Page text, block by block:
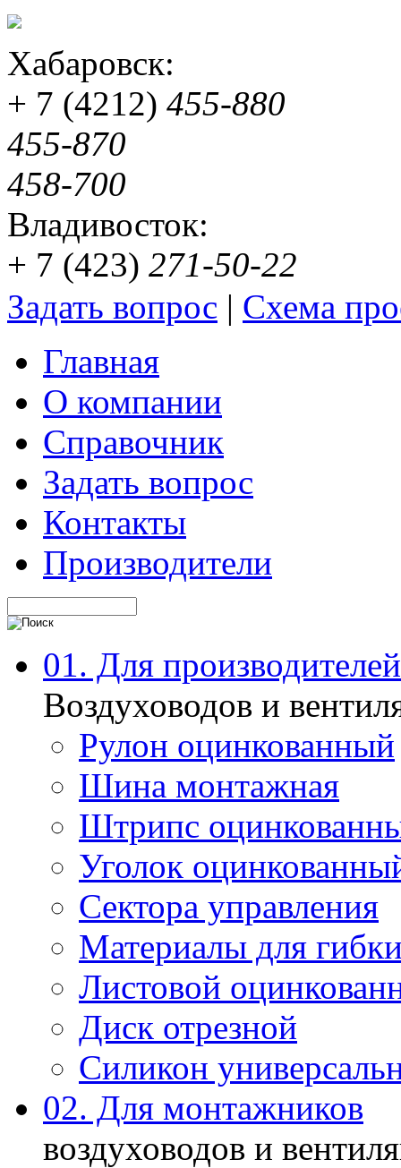
Хабаровск:
+ 7 (4212) 455-880
455-870
458-700
Владивосток:
+ 7 (423) 271-50-22
Задать вопрос | Схема
Главная
О компании
Справочник
Задать вопрос
Контакты
Производители
01. Для производителей
Воздуховодов и
Рулон оцинкованный
Шина монтажная
Штрипс
Уголок
Сектора управления
Материалы для
Листовой
Диск отрезной
Силикон
02. Для монтажников
воздуховодов и